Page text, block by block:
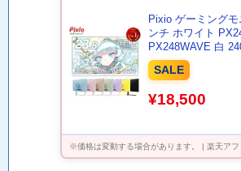
Pixio ゲーミングモ
ンチ ホワイト
PX248WAVE 白
ター 120Hz 144Hz
モニター ピンク ブ
ア スピーカー内蔵
SALE
¥18,500
※価格は変動する場合があります。 | 楽天アフ